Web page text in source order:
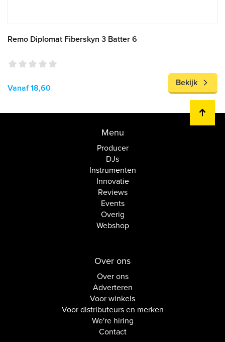
Remo Diplomat Fiberskyn 3 Batter 6
Vanaf 18,60
Bekijk
Menu
Producer
DJs
Instrumenten
Innovatie
Reviews
Events
Overig
Webshop
Over ons
Over ons
Adverteren
Voor winkels
Voor distributeurs en merken
We're hiring
Contact